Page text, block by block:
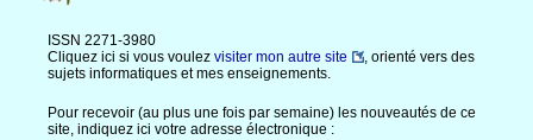
ISSN 2271-3980
Cliquez ici si vous voulez visiter mon autre site
, orienté vers des
sujets informatiques et mes enseignements.
Pour recevoir (au plus une fois par semaine) les nouveautés de ce
site, indiquez ici votre adresse électronique :